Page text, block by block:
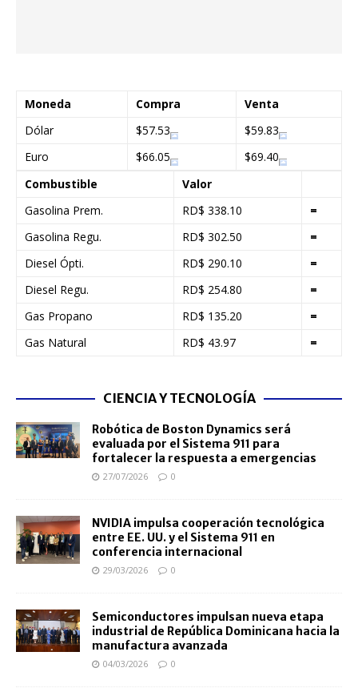
Moneda Compra
Venta
Dólar
$57.53
$59.83
Euro
$66.05
$69.40
Combustible
Valor
Gasolina Prem.
RD$ 338.10
=
Gasolina Regu.
RD$ 302.50
=
Diesel Ópti.
RD$ 290.10
=
Diesel Regu.
RD$ 254.80
=
Gas Propano
RD$ 135.20
=
Gas Natural
RD$ 43.97 =
CIENCIA Y TECNOLOGÍA
Robótica de Boston Dynamics será
evaluada por el Sistema 911 para
fortalecer la respuesta a emergencias
27/07/2026 0
NVIDIA impulsa cooperación tecnológica
entre EE. UU. y el Sistema 911 en
conferencia internacional
29/03/2026 0
Semiconductores impulsan nueva etapa
industrial de República Dominicana hacia la
manufactura avanzada
04/03/2026 0